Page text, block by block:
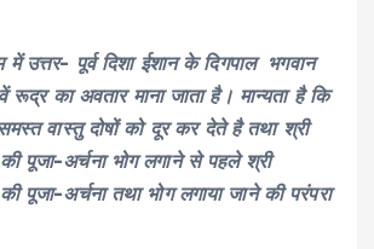
में उत्तर- पूर्व दिशा ईशान के दिगपाल भगवान
रूद्र का अवतार माना जाता है। मान्यता है कि
वास्तु दोषों को दूर कर देते है तथा श्री
पूजा-अर्चना भोग लगाने से पहले श्री
पूजा-अर्चना तथा भोग लगाया जाने की परंपरा